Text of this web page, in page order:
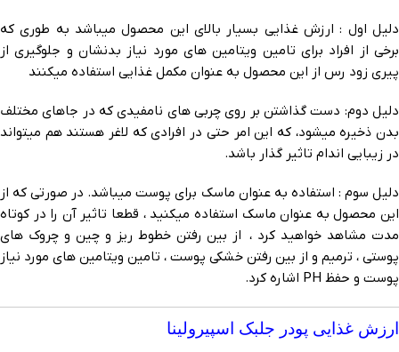
دلیل اول : ارزش غذایی بسیار بالای این محصول میباشد به طوری که
برخی از افراد برای تامین ویتامین های مورد نیاز بدنشان و جلوگیری از
پیری زود رس از این محصول به عنوان مکمل غذایی استفاده میکنند
دلیل دوم: دست گذاشتن بر روی چربی های نامفیدی که در جاهای مختلف
بدن ذخیره میشود، که این امر حتی در افرادی که لاغر هستند هم میتواند
در زیبایی اندام تاثیر گذار باشد.
دلیل سوم : استفاده به عنوان ماسک برای پوست میباشد. در صورتی که از
این محصول به عنوان ماسک استفاده میکنید ، قطعا تاثیر آن را در کوتاه
مدت مشاهد خواهید کرد ، از بین رفتن خطوط ریز و چین و چروک های
پوستی ، ترمیم و از بین رفتن خشکی پوست ، تامین ویتامین های مورد نیاز
پوست و حفظ PH اشاره کرد.
ارزش غذایی پودر جلبک اسپیرولینا